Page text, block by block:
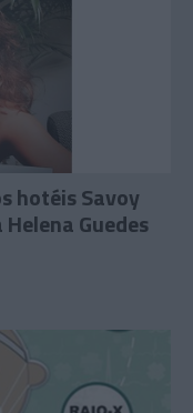
hotéis Savoy
Guedes